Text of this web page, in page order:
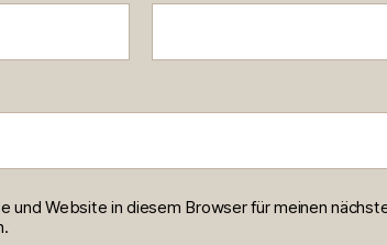
und Website in diesem Browser für meinen